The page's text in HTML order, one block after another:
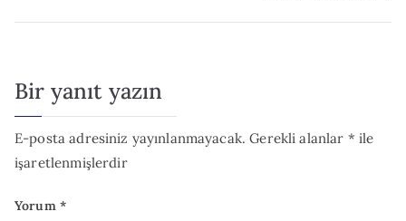
Bir yanıt yazın
E-posta adresiniz yayınlanmayacak. Gerekli alanlar * ile
işaretlenmişlerdir
Yorum *